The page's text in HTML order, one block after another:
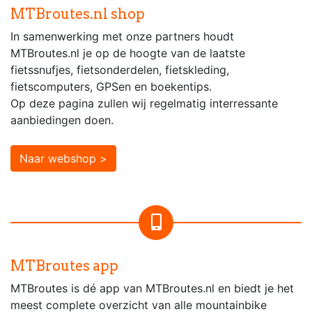
MTBroutes.nl shop
In samenwerking met onze partners houdt
MTBroutes.nl je op de hoogte van de laatste
fietssnufjes, fietsonderdelen, fietskleding,
fietscomputers, GPSen en boekentips.
Op deze pagina zullen wij regelmatig interressante
aanbiedingen doen.
Naar webshop >
MTBroutes app
MTBroutes is dé app van MTBroutes.nl en biedt je het
meest complete overzicht van alle mountainbike